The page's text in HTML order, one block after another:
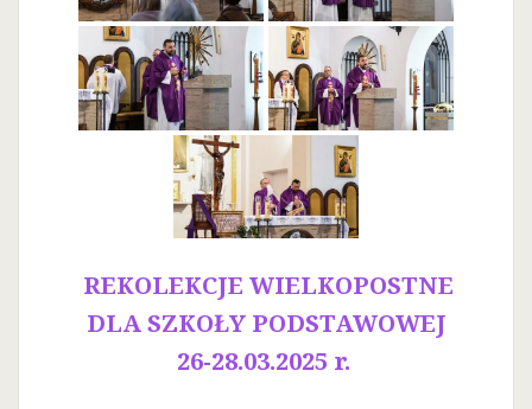
REKOLEKCJE WIELKOPOSTNE
DLA SZKOŁY PODSTAWOWEJ
26-28.03.2025 r.